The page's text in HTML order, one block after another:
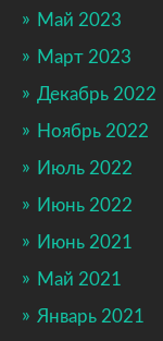
Май 2023
Март 2023
Декабрь 2022
Ноябрь 2022
Июль 2022
Июнь 2022
Июнь 2021
Май 2021
Январь 2021